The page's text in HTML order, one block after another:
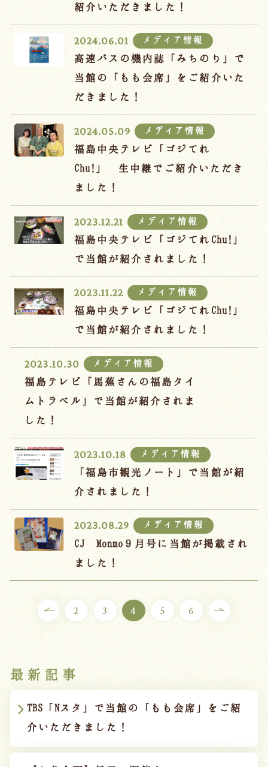
紹介いただきました！
2024.06.01 メディア情報
高速バスの機内誌「みちのり」で
当館の「もも会席」をご紹介いた
だきました！
2024.05.09 メディア情報
福島中央テレビ「ゴジてれ
Chu!」 生中継でご紹介いただき
ました！
2023.12.21 メディア情報
福島中央テレビ「ゴジてれChu!」
で当館が紹介されました！
2023.11.22 メディア情報
福島中央テレビ「ゴジてれChu!」
で当館が紹介されました！
2023.10.30 メディア情報
福島テレビ「馬蕉さんの福島タイ
ムトラベル」で当館が紹介されま
した！
2023.10.18 メディア情報
「福島市観光ノート」で当館が紹
介されました！
2023.08.29 メディア情報
CJ Monmo９月号に当館が掲載され
ました！
2 3 4 5 6
最新記事
TBS「Nスタ」で当館の「もも会席」をご紹
介いただきました！
吉川屋×温泉むすめ
Follow us
Tel.024-542-2226/ 9:00~18:00
Language